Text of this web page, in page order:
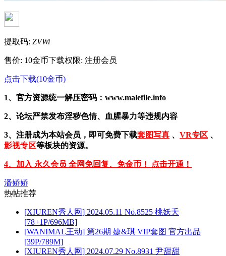
提取码: ZVWi
售价: 10金币下载权限: 注册会员
点击下载(10金币)
1、官方资源统一解压密码：www.malefile.info
2、论坛严禁发布淫秽色情、血腥暴力等违规内容
3、注册成为本站会员，即可免费下载套图写真 、 VR专区 、
影视专区等板块的资源。
4、加入 永久会员 全网免回复、免金币！ 点击开通！
潘娇娇
热帖推荐
[XIUREN秀人网] 2024.05.11 No.8525 桃妖夭
[78+1P/696MB]
[WANIMAL王动] 第26期 婕&琪 VIP套图 官方出品
[39P/789M]
[XIUREN秀人网] 2024.07.29 No.8931 尹甜甜